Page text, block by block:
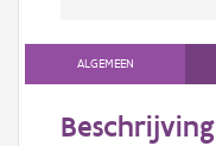
ALGEMEEN
Beschrijving